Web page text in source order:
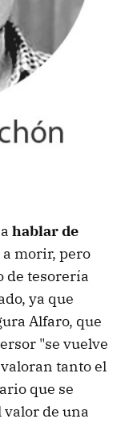
hablar de
a morir, pero
de tesorería
ya que
Alfaro, que
"se vuelve
tanto el
que se
de una